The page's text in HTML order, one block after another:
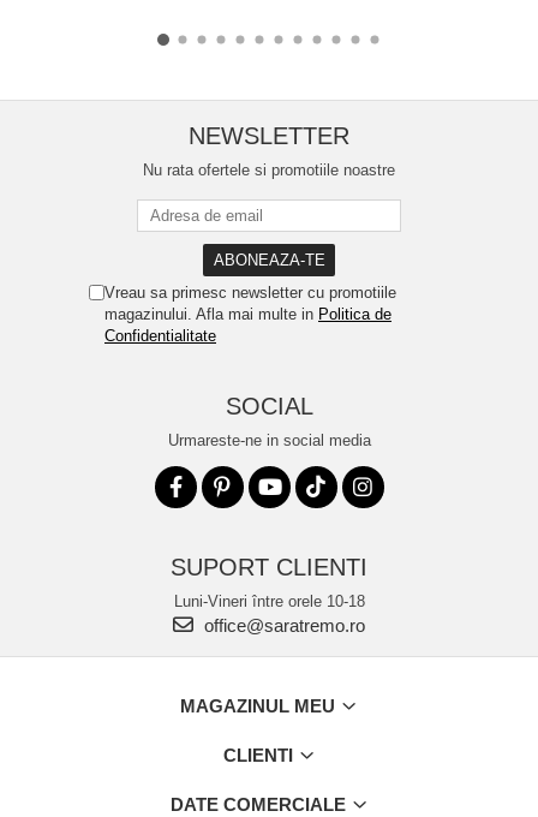
NEWSLETTER
Nu rata ofertele si promotiile noastre
Vreau sa primesc newsletter cu promotiile
magazinului. Afla mai multe in Politica de
Confidentialitate
SOCIAL
Urmareste-ne in social media
SUPORT CLIENTI
Luni-Vineri între orele 10-18
office@saratremo.ro
MAGAZINUL MEU
CLIENTI
DATE COMERCIALE